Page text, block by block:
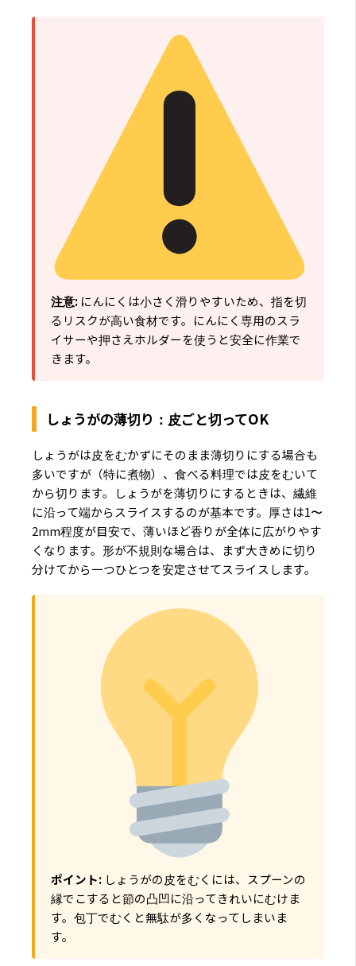
注意:にんにくは小さく滑りやすいため、指を切
るリスクが高い食材です。にんにく専用のスラ
イサーや押さえホルダーを使うと安全に作業で
きます。
しょうがの薄切り：皮ごと切ってOK
しょうがは皮をむかずにそのまま薄切りにする場合も
多いですが（特に煮物）、食べる料理では皮をむいて
から切ります。しょうがを薄切りにするときは、繊維
に沿って端からスライスするのが基本です。厚さは1〜
2mm程度が目安で、薄いほど香りが全体に広がりやす
くなります。形が不規則な場合は、まず大きめに切り
分けてから一つひとつを安定させてスライスします。
ポイント:しょうがの皮をむくには、スプーンの
縁でこすると節の凸凹に沿ってきれいにむけま
す。包丁でむくと無駄が多くなってしまいま
す。